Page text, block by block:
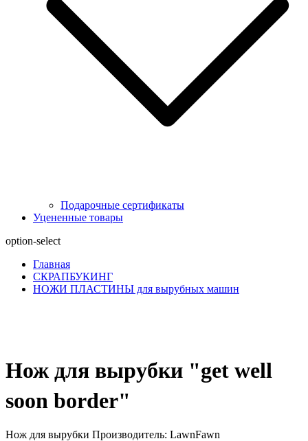
Подарочные сертификаты
Уцененные товары
option-select
Главная
СКРАПБУКИНГ
НОЖИ ПЛАСТИНЫ для вырубных машин
Нож для вырубки "get well
soon border"
Нож для вырубки Производитель: LawnFawn